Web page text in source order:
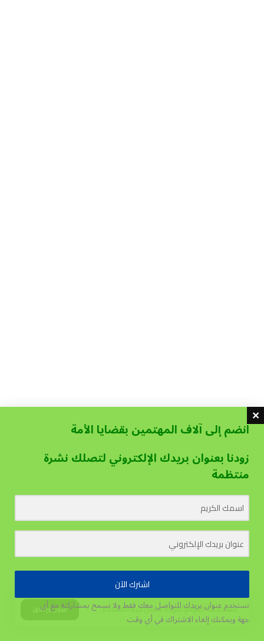
يستخدم هذا الموقع الكوكيز لتحسين تجربة المستخدم. قبول وإغلاق
انضم إلى آلاف المهتمين بقضايا الأمة
زودنا بعنوان بريدك الإلكتروني لتصلك نشرة
منتظمة
اشترك الآن
نستخدم عنوان بريدك للتواصل معك فقط ولا نسمح بمشاركته مع أي
جهةويمكنك إلغاء الاشتراك في أي وقت